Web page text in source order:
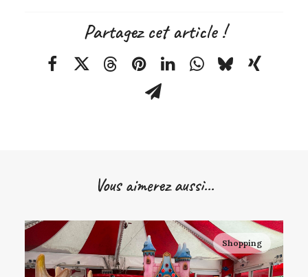
Partagez cet article !
Vous aimerez aussi...
Shopping